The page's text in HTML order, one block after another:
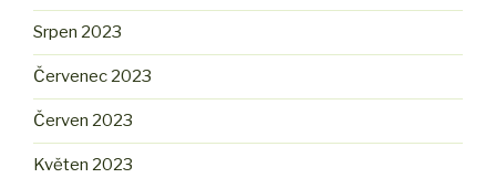
Srpen 2023
Červenec 2023
Červen 2023
Květen 2023